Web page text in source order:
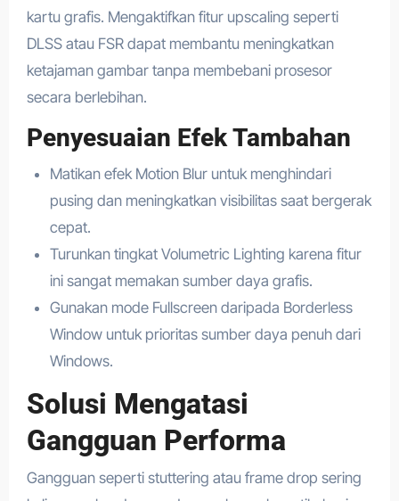
kartu grafis. Mengaktifkan fitur upscaling seperti
DLSS atau FSR dapat membantu meningkatkan
ketajaman gambar tanpa membebani prosesor
secara berlebihan.
Penyesuaian Efek Tambahan
Matikan efek Motion Blur untuk menghindari
pusing dan meningkatkan visibilitas saat bergerak
cepat.
Turunkan tingkat Volumetric Lighting karena fitur
ini sangat memakan sumber daya grafis.
Gunakan mode Fullscreen daripada Borderless
Window untuk prioritas sumber daya penuh dari
Windows.
Solusi Mengatasi
Gangguan Performa
Gangguan seperti stuttering atau frame drop sering